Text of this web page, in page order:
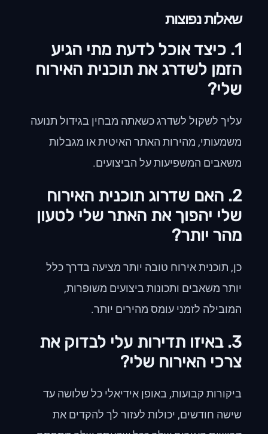
שאלות נפוצות
1. כיצד אוכל לדעת מתי הגיע
הזמן לשדרג את תוכנית האירוח
שלי?
עליך לשקול לשדרג כשאתה מבחין בגידול תנועה
משמעותי, מהירות האתר האיטית או מגבלות
משאבים המשפיעות על הביצועים.
2. האם שדרוג תוכנית האירוח
שלי יהפוך את האתר שלי לטעון
מהר יותר?
כן, תוכנית אירוח טובה יותר מציעה בדרך כלל
יותר משאבים ותכונות ביצועים משופרות,
המובילה לזמני עומס מהירים יותר.
3. באיזו תדירות עלי לבדוק את
צרכי האירוח שלי?
ביקורות קבועות, באופן אידיאלי כל שלושה עד
שישה חודשים, יכולות לעזור לך להקדים את